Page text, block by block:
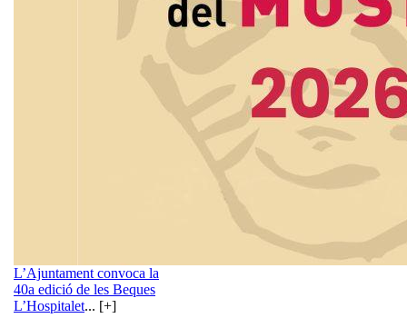
L’Ajuntament convoca la
40a edició de les Beques
L’Hospitalet... [+]